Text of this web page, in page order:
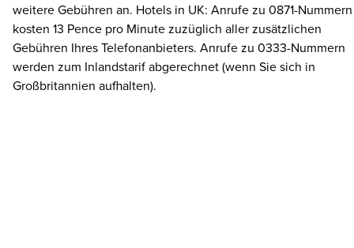
weitere Gebühren an. Hotels in UK: Anrufe zu 0871-Nummern
kosten 13 Pence pro Minute zuzüglich aller zusätzlichen
Gebühren Ihres Telefonanbieters. Anrufe zu 0333-Nummern
werden zum Inlandstarif abgerechnet (wenn Sie sich in
Großbritannien aufhalten).